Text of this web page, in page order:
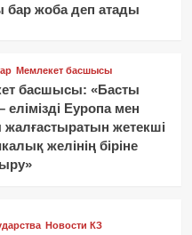
бар жоба деп атады
Мемлекет басшысы
басшысы: «Басты
елімізді Еуропа мен
жетекші
желінің біріне
Новости КЗ